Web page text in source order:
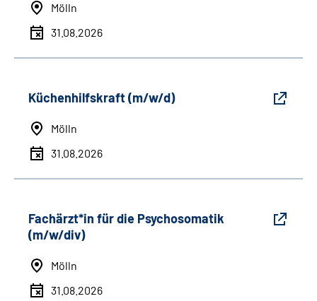
Mölln
31.08.2026
Küchenhilfskraft (m/w/d)
Mölln
31.08.2026
Fachärzt*in für die Psychosomatik
(m/w/div)
Mölln
31.08.2026